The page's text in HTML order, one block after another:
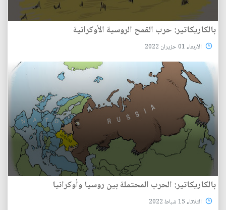
بالكاريكاتير: حرب القمح الروسية الأوكرانية
الأربعاء 01 حزيران 2022
بالكاريكاتير: الحرب المحتملة بين روسيا وأوكرانيا
الثلاثاء 15 شباط 2022